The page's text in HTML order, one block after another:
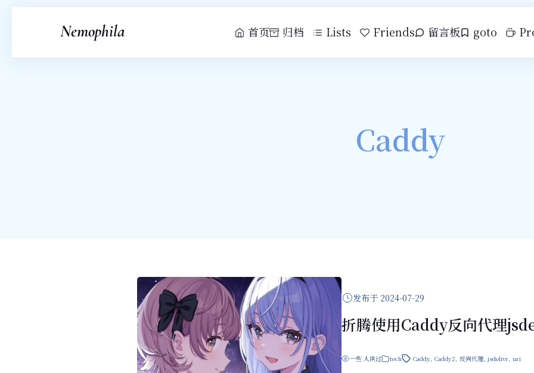
Nemophila 首页 归档 Lists Friends 留言板 goto
Caddy
发布于 2024-07-29
折腾使用Caddy反向代理
一些 人读过 tech Caddy, Caddy2, 反向代理, jsdelivr, uri